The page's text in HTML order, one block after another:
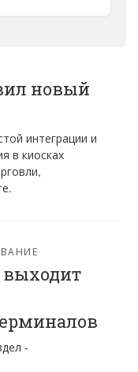
новый
интеграции и
в киосках
выходит
-